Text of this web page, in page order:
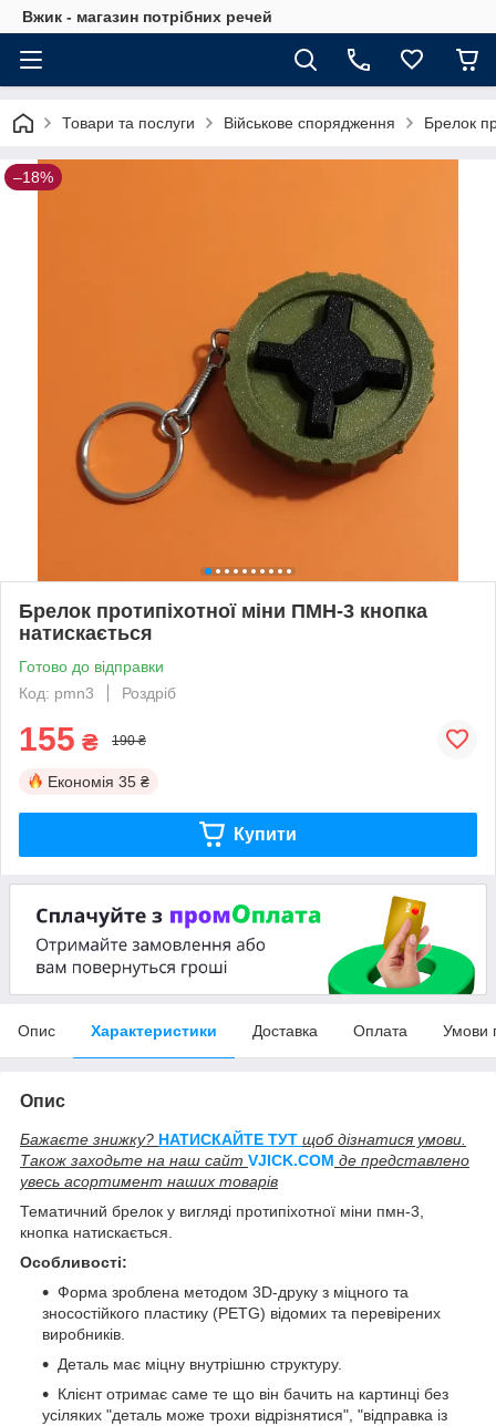
Вжик - магазин потрiбних речей
Товари та послуги Військове спорядження Брелок
–18%
Брелок протипіхотної міни ПМН-3 кнопка
натискається
Готово до відправки
Код: pmn3
Роздріб
155 ₴ 190 ₴
Економія 35 ₴
Купити
Опис Характеристики Доставка Оплата Умови
Опис
Бажаєте знижку? НАТИСКАЙТЕ ТУТ щоб дізнатися умови.
Також заходьте на наш сайт VJICK.COM де представлено
увесь асортимент наших товарів
Тематичний брелок у вигляді протипіхотної міни пмн-3,
кнопка натискається.
Особливості:
Форма зроблена методом 3D-друку з міцного та
зносостійкого пластику (PETG) відомих та перевірених
виробників.
Деталь має міцну внутрішню структуру.
Клієнт отримає саме те що він бачить на картинці без
усіляких "деталь може трохи відрізнятися", "відправка із